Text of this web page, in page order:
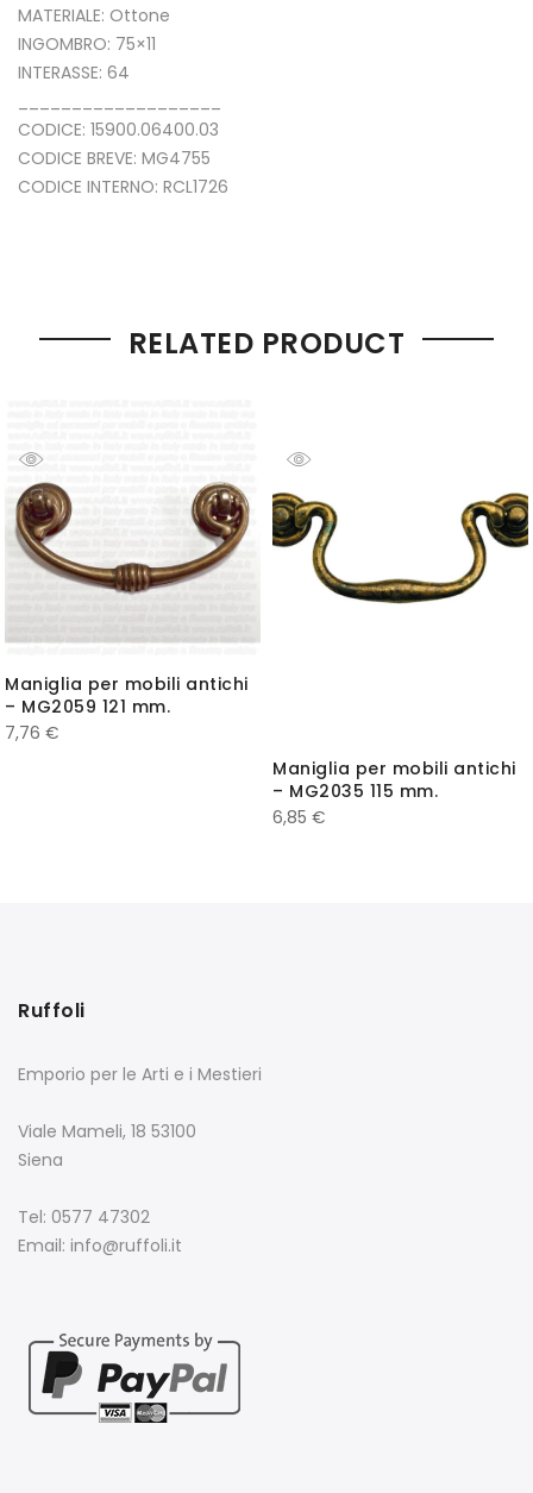
MATERIALE: Ottone
INGOMBRO: 75×11
INTERASSE: 64
CODICE: 15900.06400.03
CODICE BREVE: MG4755
CODICE INTERNO: RCL1726
RELATED PRODUCT
Maniglia per mobili antichi
– MG2059 121 mm.
7,76 €
Maniglia per mobili antichi
– MG2035 115 mm.
6,85 €
Ruffoli
Emporio per le Arti e i Mestieri
Viale Mameli, 18 53100
Siena
Tel: 0577 47302
Email: info@ruffoli.it